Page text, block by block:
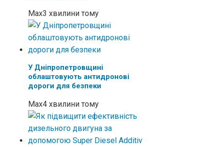
Max3 хвилини тому
У Дніпропетровщині
облаштовують антидронові
дороги для безпеки
Max4 хвилини тому